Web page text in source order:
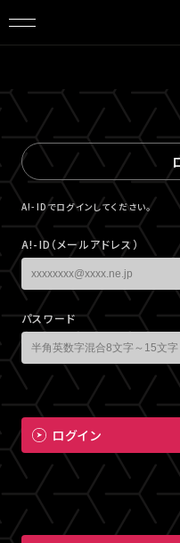
A!-IDでログインしてください。
A!-ID（メールアドレス）
パスワード
ログイン